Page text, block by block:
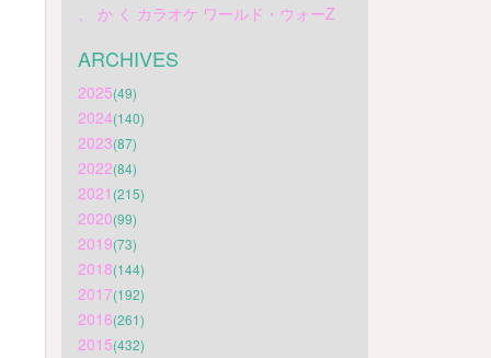
、 か く カラオケ ワールド・ウォーZ
ARCHIVES
2025(49)
2024(140)
2023(87)
2022(84)
2021 (215)
2020(99)
2019(73)
2018(144)
2017(192)
2016(261)
2015(432)